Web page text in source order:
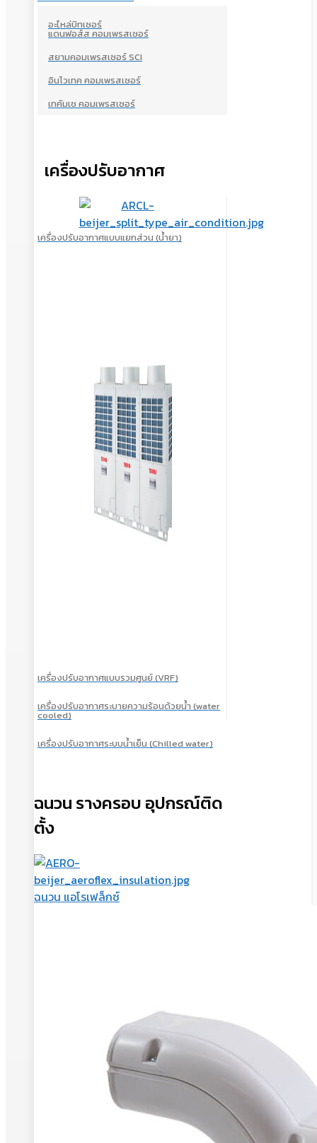
อะไหล่บิทเซอร์
แดนฟอส์ส คอมเพรสเซอร์
สยามคอมเพรสเซอร์ SCI
อินโวเทค คอมเพรสเซอร์
เทคัมเช คอมเพรสเซอร์
เครื่องปรับอากาศ
เครื่องปรับอากาศแบบแยกส่วน (น้ำยา)
เครื่องปรับอากาศแบบรวมศูนย์ (VRF)
เครื่องปรับอากาศระบายความร้อนด้วยน้ำ (water
cooled)
เครื่องปรับอากาศระบบน้ำเย็น (Chilled water)
ฉนวน รางครอบ อุปกรณ์ติด
ตั้ง
ฉนวน แอโรเฟล็กซ์